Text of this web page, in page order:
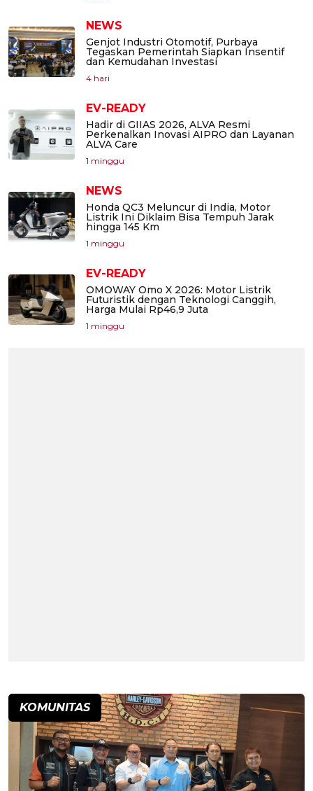
NEWS
Genjot Industri Otomotif, Purbaya
Tegaskan Pemerintah Siapkan Insentif
dan Kemudahan Investasi
4 hari
EV-READY
Hadir di GIIAS 2026, ALVA Resmi
Perkenalkan Inovasi AIPRO dan Layanan
ALVA Care
1 minggu
NEWS
Honda QC3 Meluncur di India, Motor
Listrik Ini Diklaim Bisa Tempuh Jarak
hingga 145 Km
1 minggu
EV-READY
OMOWAY Omo X 2026: Motor Listrik
Futuristik dengan Teknologi Canggih,
Harga Mulai Rp46,9 Juta
1 minggu
KOMUNITAS